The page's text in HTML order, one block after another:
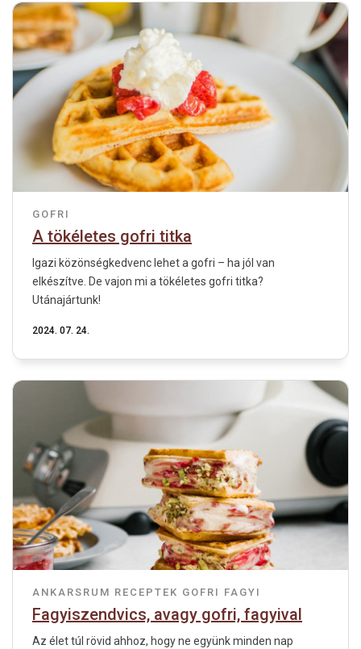
GOFRI
A tökéletes gofri titka
Igazi közönségkedvenc lehet a gofri – ha jól van
elkészítve. De vajon mi a tökéletes gofri titka?
Utánajártunk!
2024. 07. 24.
ANKARSRUM RECEPTEK GOFRI FAGYI
Fagyiszendvics, avagy gofri, fagyival
Az élet túl rövid ahhoz, hogy ne együnk minden nap